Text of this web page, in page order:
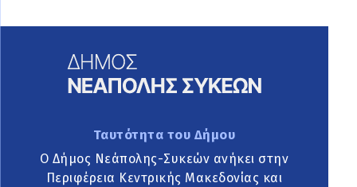
Ταυτότητα του Δήμου
Ο Δήμος Νεάπολης-Συκεών ανήκει στην
Περιφέρεια Κεντρικής Μακεδονίας και